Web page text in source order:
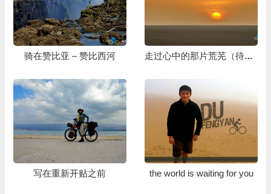
骑在赞比亚 – 赞比西河 走过心中的那片荒芜（待续）
写在重新开贴之前 the world is waiting for you